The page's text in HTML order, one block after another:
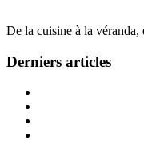
De la cuisine à la véranda,
Derniers articles